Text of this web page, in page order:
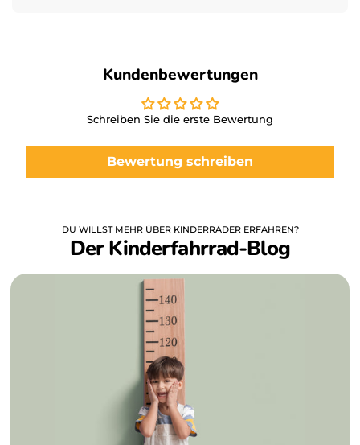
Kundenbewertungen
Schreiben Sie die erste Bewertung
Bewertung schreiben
DU WILLST MEHR ÜBER KINDERRÄDER ERFAHREN?
Der Kinderfahrrad-Blog